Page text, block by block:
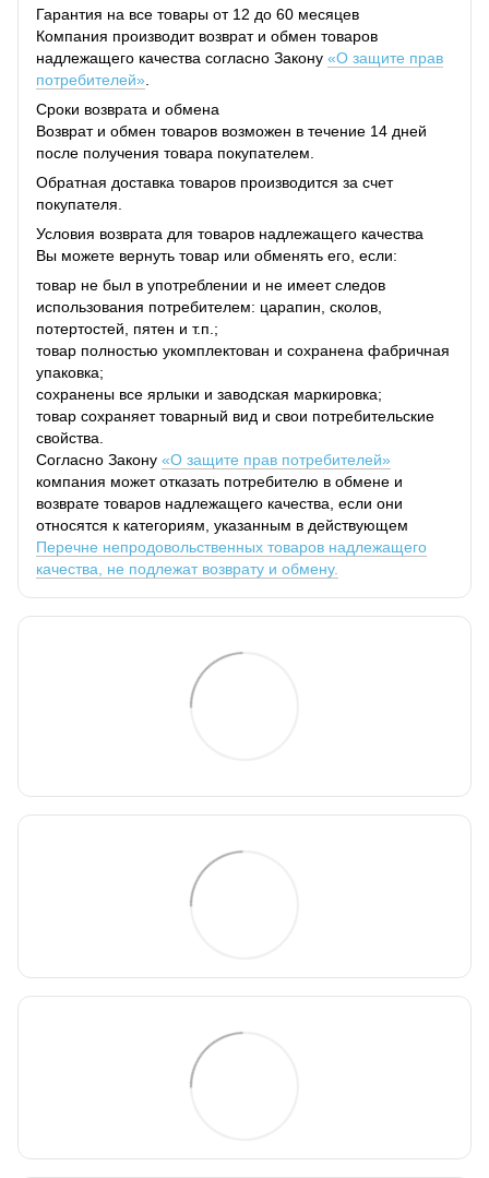
Гарантия на все товары от 12 до 60 месяцев
Компания производит возврат и обмен товаров
надлежащего качества согласно Закону «О защите прав
потребителей»
Сроки возврата и обмена
Возврат и обмен товаров возможен в течение 14 дней
после получения товара покупателем.
Обратная доставка товаров производится за счет
покупателя.
Условия возврата для товаров надлежащего качества
Вы можете вернуть товар или обменять его, если:
товар не был в употреблении и не имеет следов
использования потребителем: царапин, сколов,
потертостей, пятен и т.п.;
товар полностью укомплектован и сохранена фабричная
упаковка;
сохранены все ярлыки и заводская маркировка;
товар сохраняет товарный вид и свои потребительские
свойства.
Согласно Закону «О защите прав потребителей»
компания может отказать потребителю в обмене и
возврате товаров надлежащего качества, если они
относятся к категориям, указанным в действующем
Перечне непродовольственных товаров надлежащего
качества, не подлежат возврату и обмену.